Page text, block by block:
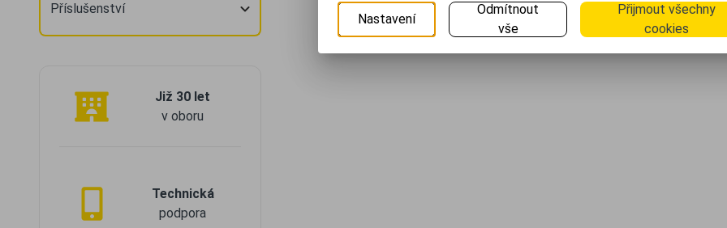
Příslušenství
Již 30 let
v oboru
Technická
podpora
Nastavení
Odmítnout
vše
Přijmout všechny
cookies